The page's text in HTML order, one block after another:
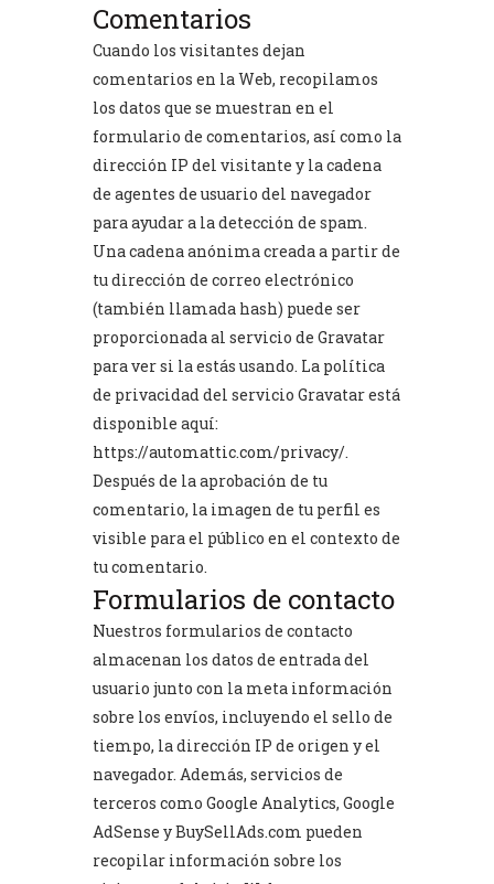
Comentarios
Cuando los visitantes dejan
comentarios en la Web, recopilamos
los datos que se muestran en el
formulario de comentarios, así como la
dirección IP del visitante y la cadena
de agentes de usuario del navegador
para ayudar a la detección de spam.
Una cadena anónima creada a partir de
tu dirección de correo electrónico
(también llamada hash) puede ser
proporcionada al servicio de Gravatar
para ver si la estás usando. La política
de privacidad del servicio Gravatar está
disponible aquí:
https://automattic.com/privacy/.
Después de la aprobación de tu
comentario, la imagen de tu perfil es
visible para el público en el contexto de
tu comentario.
Formularios de contacto
Nuestros formularios de contacto
almacenan los datos de entrada del
usuario junto con la meta información
sobre los envíos, incluyendo el sello de
tiempo, la dirección IP de origen y el
navegador. Además, servicios de
terceros como Google Analytics, Google
AdSense yBuySellAds.com pueden
recopilar información sobre los